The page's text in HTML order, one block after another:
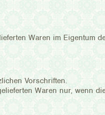
Waren im Eigentum
Vorschriften.
Waren nur, wenn